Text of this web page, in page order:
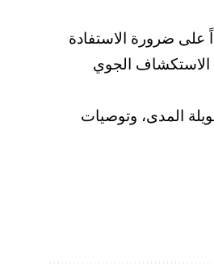
على ضرورة الاستفادة
الاستكشاف الجوي
المدى، وتوصيات